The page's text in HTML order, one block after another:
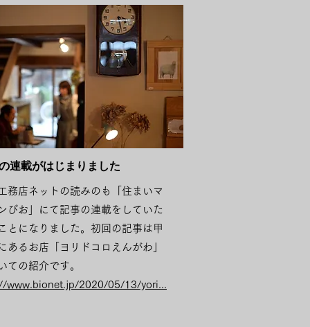
連載がはじまりました
務店ネットの読みのも「住まいマ
びお」にて記事の連載をしていた
とになりました。初回の記事は甲
あるお店「ヨリドコロえんがわ」
ての紹介です。
www.bionet.jp/2020/05/13/yori...